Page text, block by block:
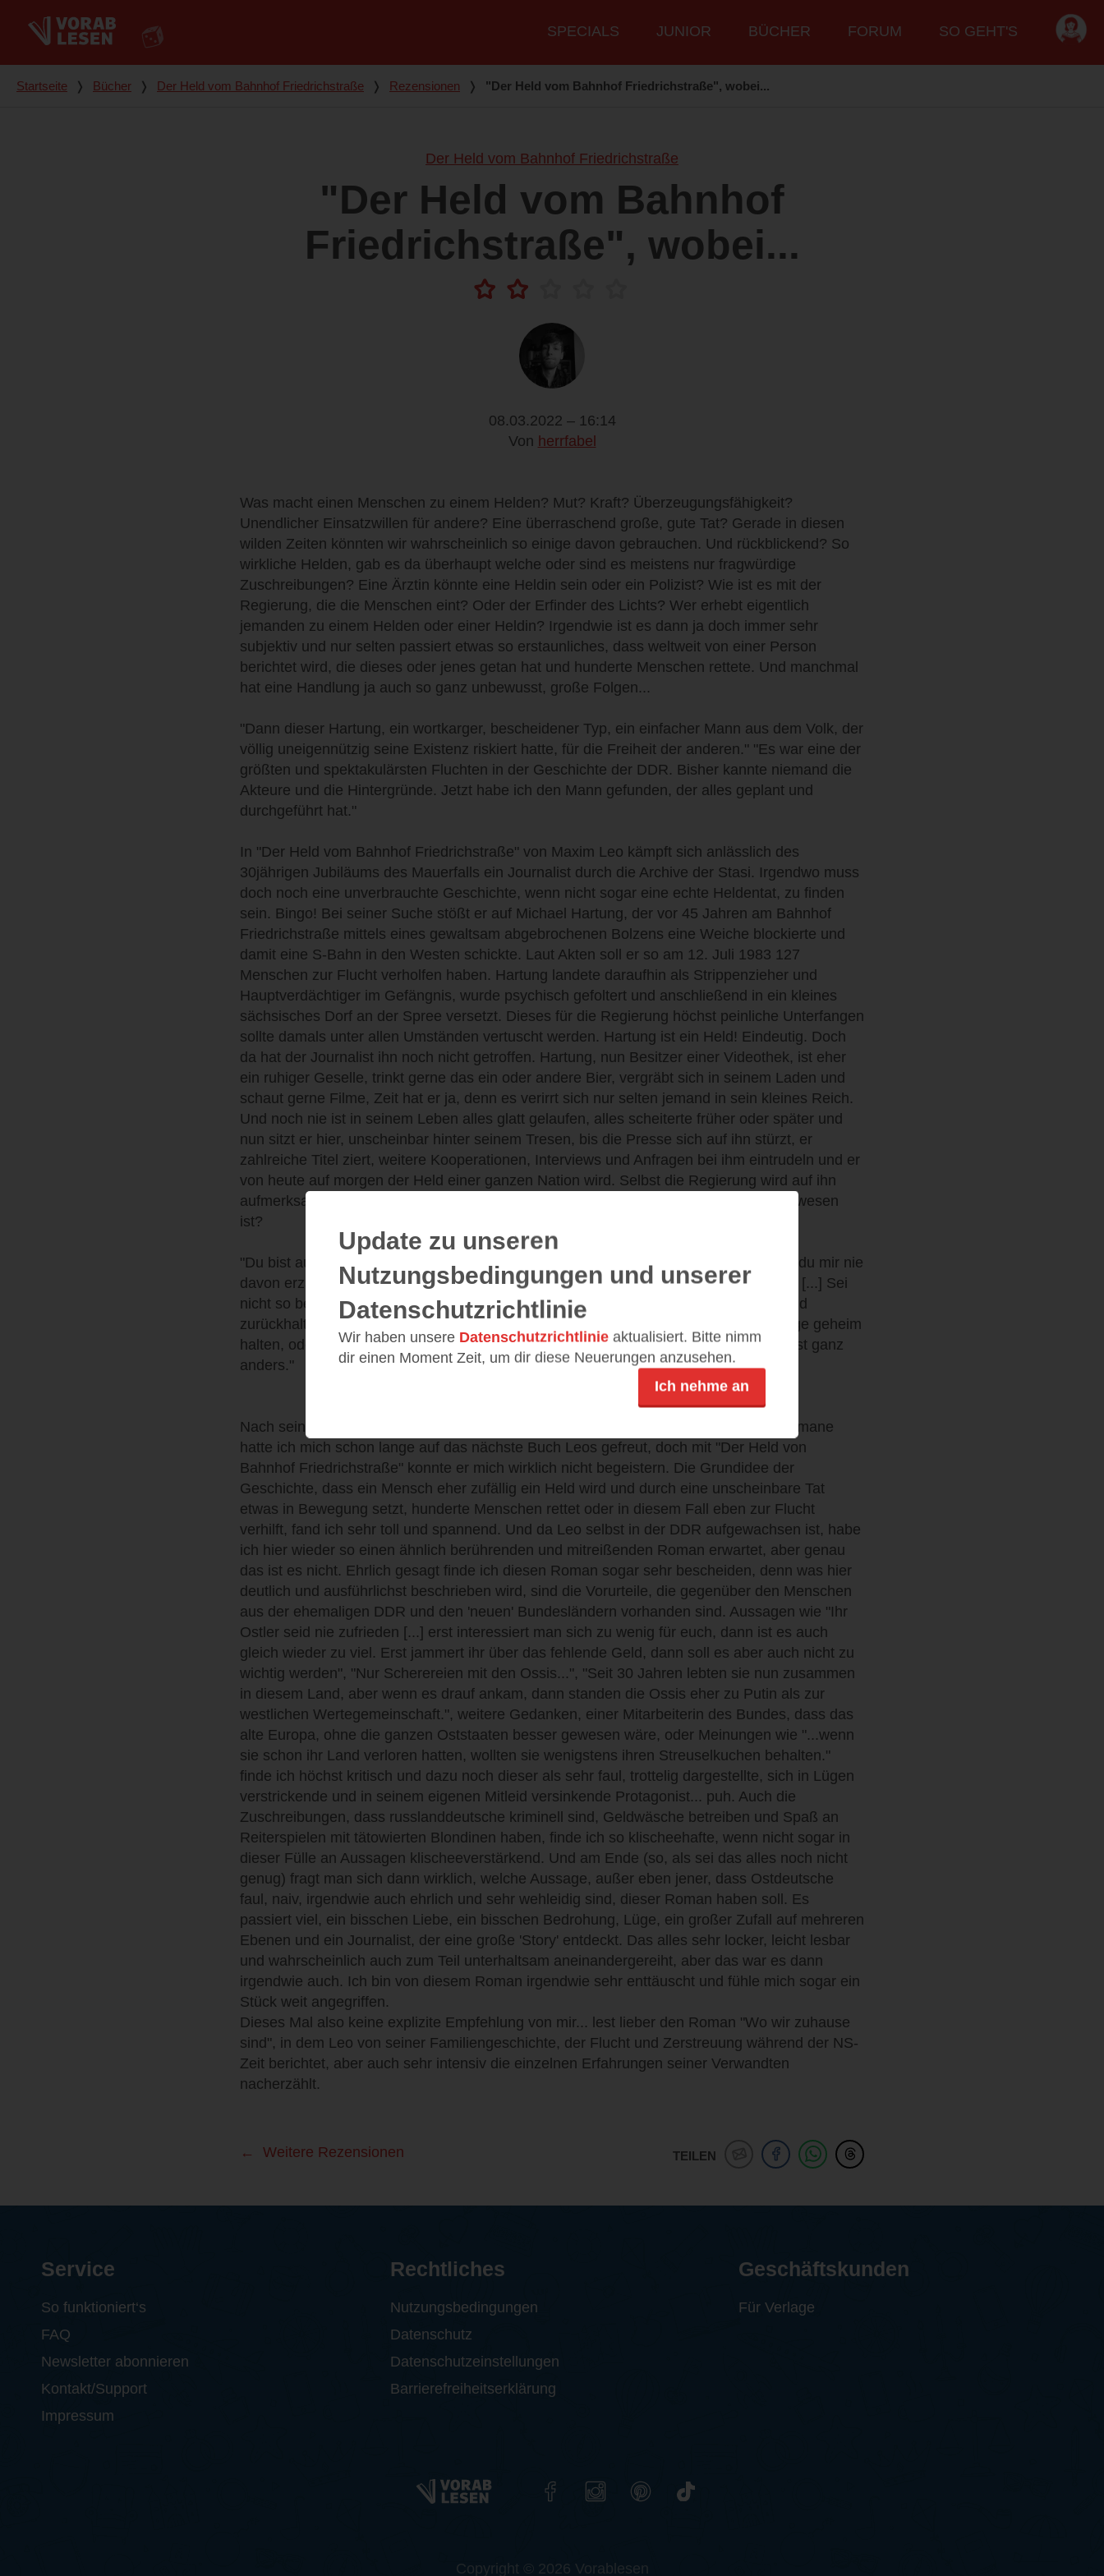
Hauptmenü
SPECIALS JUNIOR BÜCHER FORUM SO GEHT'S
Du bist hier
Startseite ❭ Bücher ❭ Der Held vom Bahnhof Friedrichstraße ❭ Rezensionen ❭ "Der Held vom Bahnhof Friedrichstraße", wobei...
Der Held vom Bahnhof Friedrichstraße
"Der Held vom Bahnhof
Friedrichstraße", wobei...
08.03.2022 – 16:14
Von herrfabel
Was macht einen Menschen zu einem Helden? Mut? Kraft? Überzeugungsfähigkeit?
Unendlicher Einsatzwillen für andere? Eine überraschend große, gute Tat? Gerade in diesen
wilden Zeiten könnten wir wahrscheinlich so einige davon gebrauchen. Und rückblickend? So
wirkliche Helden, gab es da überhaupt welche oder sind es meistens nur fragwürdige
Zuschreibungen? Eine Ärztin könnte eine Heldin sein oder ein Polizist? Wie ist es mit der
Regierung, die die Menschen eint? Oder der Erfinder des Lichts? Wer erhebt eigentlich
jemanden zu einem Helden oder einer Heldin? Irgendwie ist es dann ja doch immer sehr
subjektiv und nur selten passiert etwas so erstaunliches, dass weltweit von einer Person
berichtet wird, die dieses oder jenes getan hat und hunderte Menschen rettete. Und manchmal
hat eine Handlung ja auch so ganz unbewusst, große Folgen...
"Dann dieser Hartung, ein wortkarger, bescheidener Typ, ein einfacher Mann aus dem Volk, der
völlig uneigennützig seine Existenz riskiert hatte, für die Freiheit der anderen." "Es war eine der
größten und spektakulärsten Fluchten in der Geschichte der DDR. Bisher kannte niemand die
Akteure und die Hintergründe. Jetzt habe ich den Mann gefunden, der alles geplant und
durchgeführt hat."
In "Der Held vom Bahnhof Friedrichstraße" von Maxim Leo kämpft sich anlässlich des
30jährigen Jubiläums des Mauerfalls ein Journalist durch die Archive der Stasi. Irgendwo muss
doch noch eine unverbrauchte Geschichte, wenn nicht sogar eine echte Heldentat, zu finden
sein. Bingo! Bei seiner Suche stößt er auf Michael Hartung, der vor 45 Jahren am Bahnhof
Friedrichstraße mittels eines gewaltsam abgebrochenen Bolzens eine Weiche blockierte und
damit eine S-Bahn in den Westen schickte. Laut Akten soll er so am 12. Juli 1983 127
Menschen zur Flucht verholfen haben. Hartung landete daraufhin als Strippenzieher und
Hauptverdächtiger im Gefängnis, wurde psychisch gefoltert und anschließend in ein kleines
sächsisches Dorf an der Spree versetzt. Dieses für die Regierung höchst peinliche Unterfangen
sollte damals unter allen Umständen vertuscht werden. Hartung ist ein Held! Eindeutig. Doch
da hat der Journalist ihn noch nicht getroffen. Hartung, nun Besitzer einer Videothek, ist eher
ein ruhiger Geselle, trinkt gerne das ein oder andere Bier, vergräbt sich in seinem Laden und
schaut gerne Filme, Zeit hat er ja, denn es verirrt sich nur selten jemand in sein kleines Reich.
Und noch nie ist in seinem Leben alles glatt gelaufen, alles scheiterte früher oder später und
nun sitzt er hier, unscheinbar hinter seinem Tresen, bis die Presse sich auf ihn stürzt, er
zahlreiche Titel ziert, weitere Kooperationen, Interviews und Anfragen bei ihm eintrudeln und er
von heute auf morgen der Held einer ganzen Nation wird. Selbst die Regierung wird auf ihn
aufmerksam. Hartung ein Held. Doch was ist, wenn das alles nur ein großer Zufall gewesen
ist?
"Du bist auf der Titelseite, Papa! Der Held vom Bahnhof Friedrichstraße. Warum hast du mir nie
davon erzählt? Ich meine, diese ganzen Menschen, die du hinausgeschmuggelt hast. [...] Sei
nicht so bescheiden, Papa. Das steht übrigens auch in dem Artikel, dass du so still und
zurückhaltend bist. Aber vermutlich konntest du deinen Plan auch nur deshalb so lange geheim
halten, oder? [...] Das hat mich am meisten beeindruckt [...] Ich dachte immer, du wärst ganz
anders."
Nach seinen sehr persönlichen und auf die eigene Familiengeschichte blickenden Romane
hatte ich mich schon lange auf das nächste Buch Leos gefreut, doch mit "Der Held von
Bahnhof Friedrichstraße" konnte er mich wirklich nicht begeistern. Die Grundidee der
Geschichte, dass ein Mensch eher zufällig ein Held wird und durch eine unscheinbare Tat
etwas in Bewegung setzt, hunderte Menschen rettet oder in diesem Fall eben zur Flucht
verhilft, fand ich sehr toll und spannend. Und da Leo selbst in der DDR aufgewachsen ist, habe
ich hier wieder so einen ähnlich berührenden und mitreißenden Roman erwartet, aber genau
das ist es nicht. Ehrlich gesagt finde ich diesen Roman sogar sehr bescheiden, denn was hier
deutlich und ausführlichst beschrieben wird, sind die Vorurteile, die gegenüber den Menschen
aus der ehemaligen DDR und den 'neuen' Bundesländern vorhanden sind. Aussagen wie "Ihr
Ostler seid nie zufrieden [...] erst interessiert man sich zu wenig für euch, dann ist es auch
gleich wieder zu viel. Erst jammert ihr über das fehlende Geld, dann soll es aber auch nicht zu
wichtig werden", "Nur Scherereien mit den Ossis...", "Seit 30 Jahren lebten sie nun zusammen
in diesem Land, aber wenn es drauf ankam, dann standen die Ossis eher zu Putin als zur
westlichen Wertegemeinschaft.", weitere Gedanken, einer Mitarbeiterin des Bundes, dass das
alte Europa, ohne die ganzen Oststaaten besser gewesen wäre, oder Meinungen wie "...wenn
sie schon ihr Land verloren hatten, wollten sie wenigstens ihren Streuselkuchen behalten."
finde ich höchst kritisch und dazu noch dieser als sehr faul, trottelig dargestellte, sich in Lügen
verstrickende und in seinem eigenen Mitleid versinkende Protagonist... puh. Auch die
Zuschreibungen, dass russlanddeutsche kriminell sind, Geldwäsche betreiben und Spaß an
Reiterspielen mit tätowierten Blondinen haben, finde ich so klischeehafte, wenn nicht sogar in
dieser Fülle an Aussagen klischeeverstärkend. Und am Ende (so, als sei das alles noch nicht
genug) fragt man sich dann wirklich, welche Aussage, außer eben jener, dass Ostdeutsche
faul, naiv, irgendwie auch ehrlich und sehr wehleidig sind, dieser Roman haben soll. Es
passiert viel, ein bisschen Liebe, ein bisschen Bedrohung, Lüge, ein großer Zufall auf mehreren
Ebenen und ein Journalist, der eine große 'Story' entdeckt. Das alles sehr locker, leicht lesbar
und wahrscheinlich auch zum Teil unterhaltsam aneinandergereiht, aber das war es dann
irgendwie auch. Ich bin von diesem Roman irgendwie sehr enttäuscht und fühle mich sogar ein
Stück weit angegriffen.
Dieses Mal also keine explizite Empfehlung von mir... lest lieber den Roman "Wo wir zuhause
sind", in dem Leo von seiner Familiengeschichte, der Flucht und Zerstreuung während der NS-
Zeit berichtet, aber auch sehr intensiv die einzelnen Erfahrungen seiner Verwandten
nacherzählt.
TEILEN
Weitere Rezensionen
Update zu unseren
Nutzungsbedingungen und unserer
Datenschutzrichtlinie
Wir haben unsere Datenschutzrichtlinie aktualisiert. Bitte nimm
dir einen Moment Zeit, um dir diese Neuerungen anzusehen.
Ich nehme an
Service
So funktioniert‘s
FAQ
Newsletter abonnieren
Kontakt/Support
Impressum
Rechtliches
Nutzungsbedingungen
Datenschutz
Datenschutzeinstellungen
Barrierefreiheitserklärung
Geschäftskunden
Für Verlage
Copyright © 2026 Vorablesen